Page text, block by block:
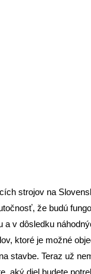
strojov na
že budú
v dôsledku
ktoré je možné
stavbe. Teraz už